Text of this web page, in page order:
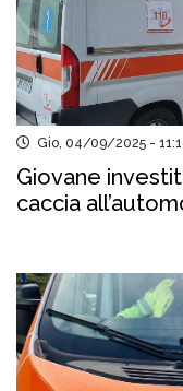
Gio, 04/09/2025 -
Giovane
caccia